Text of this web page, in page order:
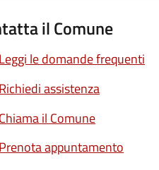
il Comune
le domande frequenti
assistenza
il Comune
appuntamento